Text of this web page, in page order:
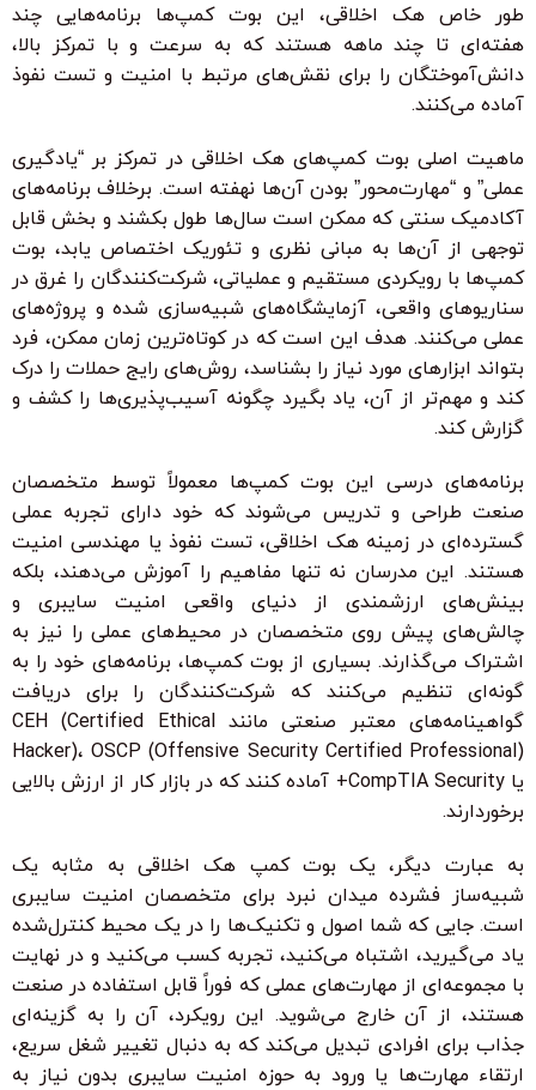
طور خاص هک اخلاقی، این بوت کمپ‌ها برنامه‌هایی چند
هفته‌ای تا چند ماهه هستند که به سرعت و با تمرکز بالا،
دانش‌آموختگان را برای نقش‌های مرتبط با امنیت و تست نفوذ
آماده می‌کنند.
ماهیت اصلی بوت کمپ‌های هک اخلاقی در تمرکز بر “یادگیری
عملی” و “مهارت‌محور” بودن آن‌ها نهفته است. برخلاف برنامه‌های
آکادمیک سنتی که ممکن است سال‌ها طول بکشند و بخش قابل
توجهی از آن‌ها به مبانی نظری و تئوریک اختصاص یابد، بوت
کمپ‌ها با رویکردی مستقیم و عملیاتی، شرکت‌کنندگان را غرق در
سناریوهای واقعی، آزمایشگاه‌های شبیه‌سازی شده و پروژه‌های
عملی می‌کنند. هدف این است که در کوتاه‌ترین زمان ممکن، فرد
بتواند ابزارهای مورد نیاز را بشناسد، روش‌های رایج حملات را درک
کند و مهم‌تر از آن، یاد بگیرد چگونه آسیب‌پذیری‌ها را کشف و
گزارش کند.
برنامه‌های درسی این بوت کمپ‌ها معمولاً توسط متخصصان
صنعت طراحی و تدریس می‌شوند که خود دارای تجربه عملی
گسترده‌ای در زمینه هک اخلاقی، تست نفوذ یا مهندسی امنیت
هستند. این مدرسان نه تنها مفاهیم را آموزش می‌دهند، بلکه
بینش‌های ارزشمندی از دنیای واقعی امنیت سایبری و
چالش‌های پیش روی متخصصان در محیط‌های عملی را نیز به
اشتراک می‌گذارند. بسیاری از بوت کمپ‌ها، برنامه‌های خود را به
گونه‌ای تنظیم می‌کنند که شرکت‌کنندگان را برای دریافت
گواهینامه‌های معتبر صنعتی مانند CEH (Certified Ethical
Hacker)، OSCP (Offensive Security Certified Professional)
یا CompTIA Security+ آماده کنند که در بازار کار از ارزش بالایی
برخوردارند.
به عبارت دیگر، یک بوت کمپ هک اخلاقی به مثابه یک
شبیه‌ساز فشرده میدان نبرد برای متخصصان امنیت سایبری
است. جایی که شما اصول و تکنیک‌ها را در یک محیط کنترل‌شده
یاد می‌گیرید، اشتباه می‌کنید، تجربه کسب می‌کنید و در نهایت
با مجموعه‌ای از مهارت‌های عملی که فوراً قابل استفاده در صنعت
هستند، از آن خارج می‌شوید. این رویکرد، آن را به گزینه‌ای
جذاب برای افرادی تبدیل می‌کند که به دنبال تغییر شغل سریع،
ارتقاء مهارت‌ها یا ورود به حوزه امنیت سایبری بدون نیاز به